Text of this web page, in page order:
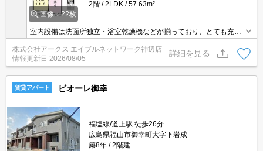
画像：22枚
2階
2LDK 57.63m²
室内設備は洗面所独立・浴室乾燥機などが揃っており、とても充実
しています。一人暮らしの方も安心の、TVインターホン付き物件で
す。荷物を注文する時に時間を気にしなくてよくなる宅配ボックス
を共用部に備えています。駐車場に空きがあるので車を所有してい
る方も安心です。エアコン付きなので、室内の温度調整が簡単で
す。
株式会社アークス エイブルネットワーク神辺店
情報更新日 2026/08/05
詳細を見る
賃貸アパート ビオーレ御幸
福塩線/道上駅 徒歩26分
広島県福山市御幸町大字下岩成
築8年
2階建